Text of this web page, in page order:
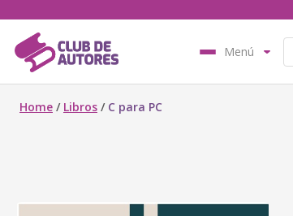
Menú
Home / Libros / C para PC